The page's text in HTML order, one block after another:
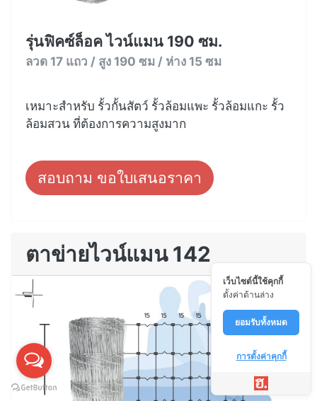
รุ่นฟิคซ์ล็อค ไวน์แมน 190 ซม.
ลวด 17 แถว / สูง 190 ซม / ห่าง 15 ซม
เหมาะสำหรับ รั้วกั้นสัตว์ รั้วล้อมแพะ รั้วล้อมแกะ รั้ว
ล้อมสวน ที่ต้องการความสูงมาก
สอบถาม ขอใบเสนอราคา
ตาข่ายไวน์แมน 142
เว็บไซต์นี้ใช้คุกกี้
ตั้งค่าด้านล่าง
ยอมรับทั้งหมด
การตั้งค่าคุกกี้